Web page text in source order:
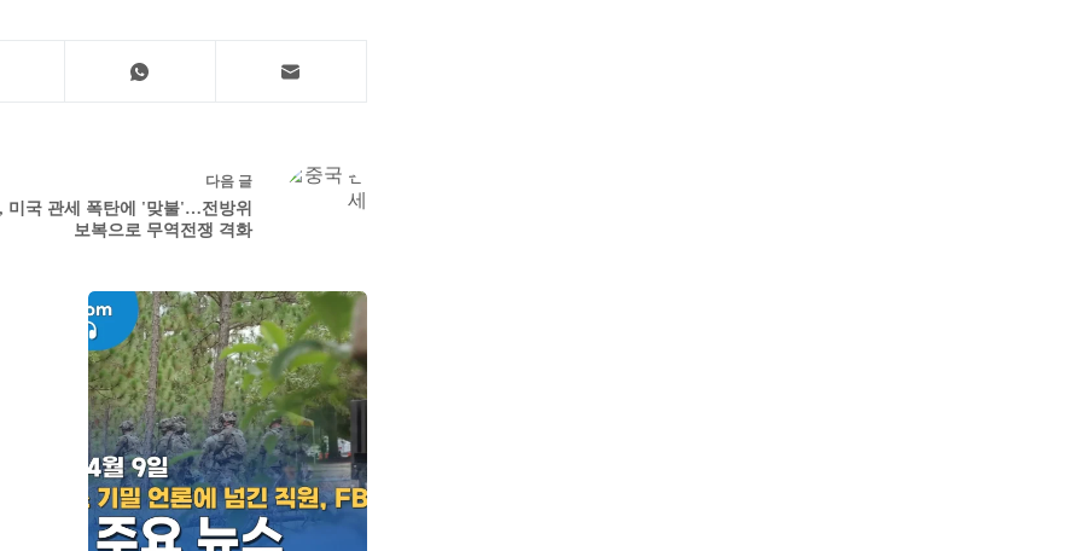
다음 글
미국 관세 폭탄에 '맞불'…전방위
보복으로 무역전쟁 격화